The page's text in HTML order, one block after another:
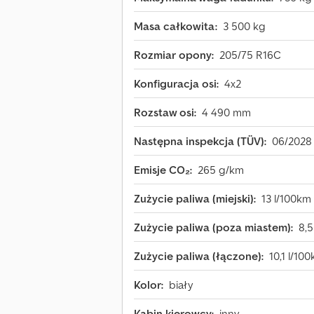
Masa całkowita: 3 500 kg
Rozmiar opony: 205/75 R16C
Konfiguracja osi: 4x2
Rozstaw osi: 4 490 mm
Następna inspekcja (TÜV): 06/2028
Emisje CO₂: 265 g/km
Zużycie paliwa (miejski): 13 l/100km
Zużycie paliwa (poza miastem):
Zużycie paliwa (łączone): 10,1 l/
Kolor: biały